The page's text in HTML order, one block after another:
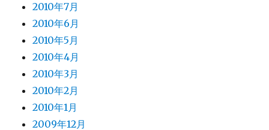
2010年7月
2010年6月
2010年5月
2010年4月
2010年3月
2010年2月
2010年1月
2009年12月